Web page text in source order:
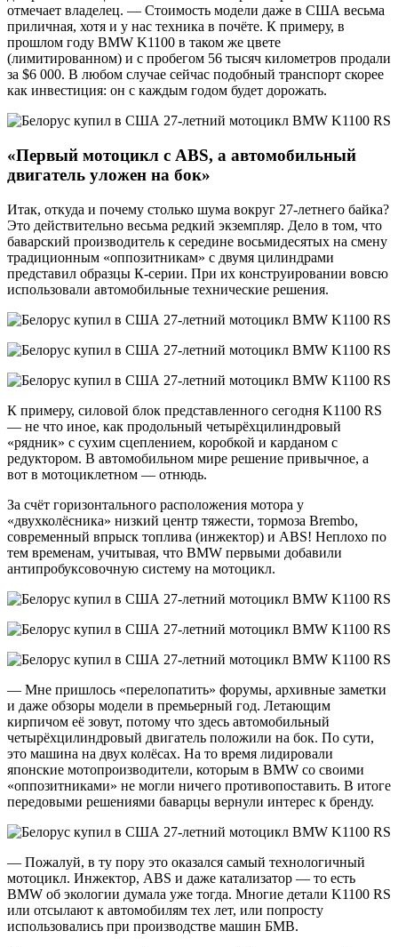
отмечает владелец. — Стоимость модели даже в США весьма
приличная, хотя и у нас техника в почёте. К примеру, в
прошлом году BMW K1100 в таком же цвете
(лимитированном) и с пробегом 56 тысяч километров продали
за $6 000. В любом случае сейчас подобный транспорт скорее
как инвестиция: он с каждым годом будет дорожать.
«Первый мотоцикл с ABS, а автомобильный
двигатель уложен на бок»
Итак, откуда и почему столько шума вокруг 27-летнего байка?
Это действительно весьма редкий экземпляр. Дело в том, что
баварский производитель к середине восьмидесятых на смену
традиционным «оппозитникам» с двумя цилиндрами
представил образцы К-серии. При их конструировании вовсю
использовали автомобильные технические решения.
К примеру, силовой блок представленного сегодня K1100 RS
— не что иное, как продольный четырёхцилиндровый
«рядник» с сухим сцеплением, коробкой и карданом с
редуктором. В автомобильном мире решение привычное, а
вот в мотоциклетном — отнюдь.
За счёт горизонтального расположения мотора у
«двухколёсника» низкий центр тяжести, тормоза Brembo,
современный впрыск топлива (инжектор) и ABS! Неплохо по
тем временам, учитывая, что BMW первыми добавили
антипробуксовочную систему на мотоцикл.
— Мне пришлось «перелопатить» форумы, архивные заметки
и даже обзоры модели в премьерный год. Летающим
кирпичом её зовут, потому что здесь автомобильный
четырёхцилиндровый двигатель положили на бок. По сути,
это машина на двух колёсах. На то время лидировали
японские мотопроизводители, которым в BMW со своими
«оппозитниками» не могли ничего противопоставить. В итоге
передовыми решениями баварцы вернули интерес к бренду.
— Пожалуй, в ту пору это оказался самый технологичный
мотоцикл. Инжектор, ABS и даже катализатор — то есть
BMW об экологии думала уже тогда. Многие детали K1100 RS
или отсылают к автомобилям тех лет, или попросту
использовались при производстве машин БМВ.